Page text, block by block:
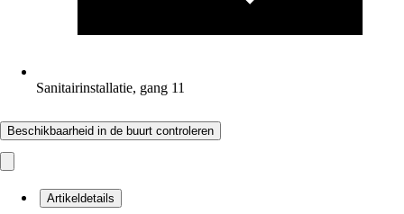
Sanitairinstallatie, gang 11
Beschikbaarheid in de buurt controleren
Artikeldetails